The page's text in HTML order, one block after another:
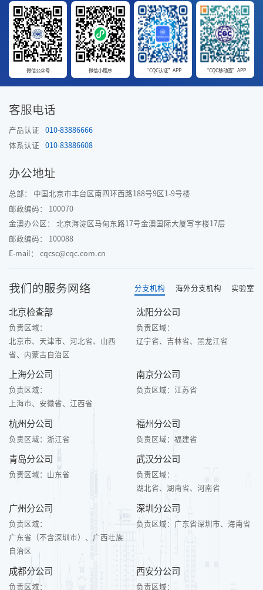
微信公众号 微信小程序 “CQC认证”APP “CQC移动签”APP
客服电话
产品认证
010-83886666
体系认证
010-83886608
办公地址
总部： 中国北京市丰台区南四环西路188号9区1-9号楼
邮政编码： 100070
金澳办公区： 北京海淀区马甸东路17号金澳国际大厦写字楼17层
邮政编码： 100088
E-mail： cqcsc@cqc.com.cn
我们的服务网络 分支机构 海外分支机构 实验室
北京检查部
负责区域：
北京市、天津市、河北省、山西
省、内蒙古自治区
沈阳分公司
负责区域：
辽宁省、吉林省、黑龙江省
上海分公司
负责区域：
上海市、安徽省、江西省
南京分公司
负责区域：江苏省
杭州分公司
负责区域： 浙江省
福州分公司
负责区域：福建省
青岛分公司
负责区域： 山东省
武汉分公司
负责区域：
湖北省、湖南省、河南省
广州分公司
负责区域：
广东省（不含深圳市）、广西壮族
自治区
深圳分公司
负责区域： 广东省深圳市、海南省
成都分公司
负责区域：
西安分公司
负责区域：